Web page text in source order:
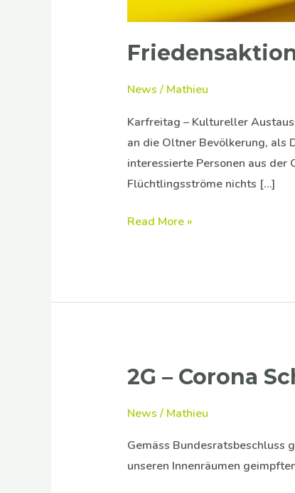
News / Mathieu
Karfreitag – Kultureller
an die Oltner Bevölkerung, als
interessierte Personen aus
Flüchtlingsströme nichts […]
Read More »
2G – Corona
News / Mathieu
Gemäss Bundesratsbeschluss
unseren Innenräumen
2G
Corona